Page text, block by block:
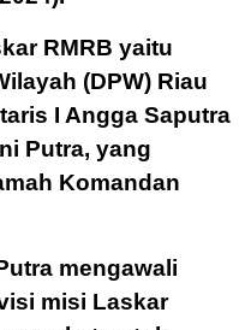
RMRB yaitu
(DPW) Riau
I Angga Saputra
Putra, yang
Komandan
mengawali
misi Laskar